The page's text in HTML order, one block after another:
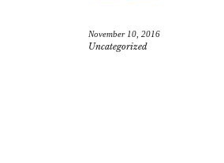
November 10, 2016
Uncategorized